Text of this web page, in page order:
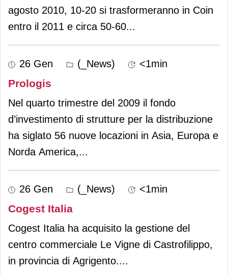
agosto 2010, 10-20 si trasformeranno in Coin
entro il 2011 e circa 50-60...
26 Gen (_News) <1min
Prologis
Nel quarto trimestre del 2009 il fondo
d’investimento di strutture per la distribuzione
ha siglato 56 nuove locazioni in Asia, Europa e
Norda America,...
26 Gen (_News) <1min
Cogest Italia
Cogest Italia ha acquisito la gestione del
centro commerciale Le Vigne di Castrofilippo,
in provincia di Agrigento....